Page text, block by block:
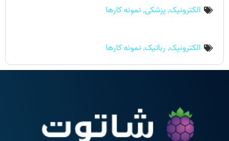
الکترونیک,پزشکی,نمونه کارها
الکترونیک,رباتیک,نمونه کارها